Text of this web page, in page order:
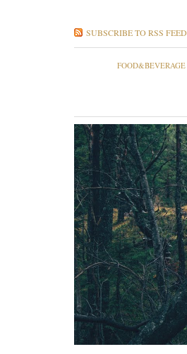
SUBSCRIBE TO RSS FEED
FOOD&BEVERAGE